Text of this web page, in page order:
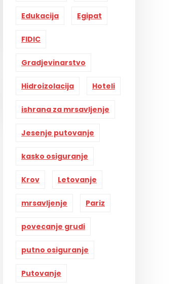
Edukacija Egipat
FIDIC
Gradjevinarstvo
Hidroizolacija Hoteli
ishrana za mrsavljenje
Jesenje putovanje
kasko osiguranje
Krov Letovanje
mrsavljenje Pariz
povecanje grudi
putno osiguranje
Putovanje